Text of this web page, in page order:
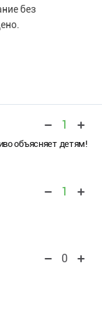
без
1
объясняет детям!
1
0